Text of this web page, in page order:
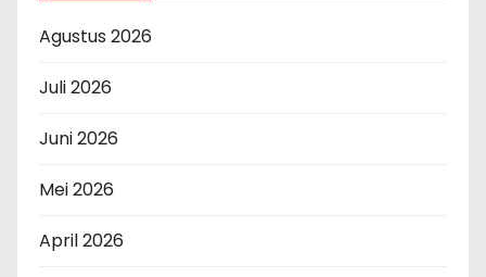
Agustus 2026
Juli 2026
Juni 2026
Mei 2026
April 2026